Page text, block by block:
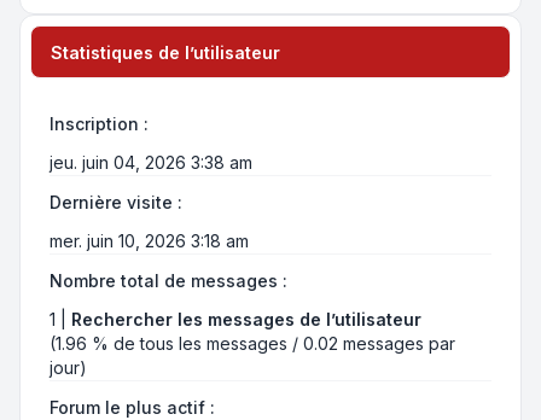
Statistiques de l’utilisateur
Inscription :
jeu. juin 04, 2026 3:38 am
Dernière visite :
mer. juin 10, 2026 3:18 am
Nombre total de messages :
1 | Rechercher les messages de l’utilisateur
(1.96 % de tous les messages / 0.02 messages par
jour)
Forum le plus actif :